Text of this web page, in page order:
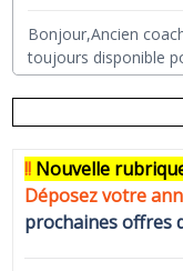
Bonjour,Ancien
toujours disponible
!! Nouvelle
Déposez votre
prochaines offres